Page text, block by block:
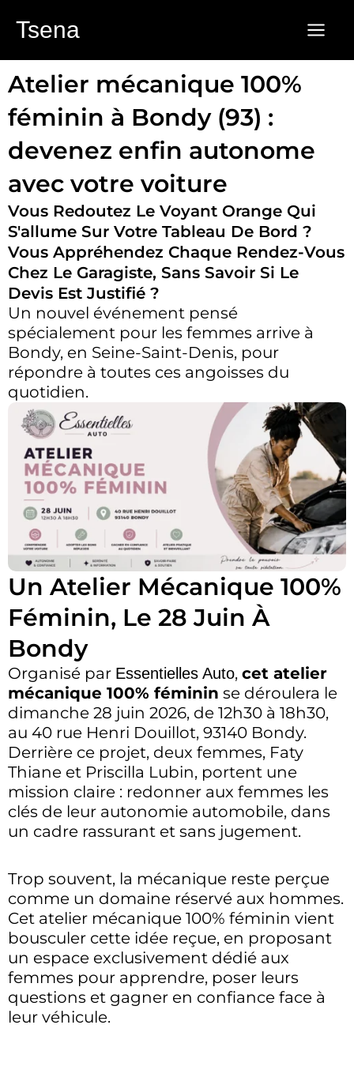
auTsena
Atelier mécanique 100%
féminin à Bondy (93) :
devenez enfin autonome
avec votre voiture
Vous Redoutez Le Voyant Orange Qui
S'allume Sur Votre Tableau De Bord ?
Vous Appréhendez Chaque Rendez-Vous
Chez Le Garagiste, Sans Savoir Si Le
Devis Est Justifié ?
Un nouvel événement pensé
spécialement pour les femmes arrive à
Bondy, en Seine-Saint-Denis, pour
répondre à toutes ces angoisses du
quotidien.
Un Atelier Mécanique 100%
Féminin, Le 28 Juin À
Bondy
Organisé par Essentielles Auto, cet atelier
mécanique 100% féminin se déroulera le
dimanche 28 juin 2026, de 12h30 à 18h30,
au 40 rue Henri Douillot, 93140 Bondy.
Derrière ce projet, deux femmes, Faty
Thiane et Priscilla Lubin, portent une
mission claire : redonner aux femmes les
clés de leur autonomie automobile, dans
un cadre rassurant et sans jugement.
Trop souvent, la mécanique reste perçue
comme un domaine réservé aux hommes.
Cet atelier mécanique 100% féminin vient
bousculer cette idée reçue, en proposant
un espace exclusivement dédié aux
femmes pour apprendre, poser leurs
questions et gagner en confiance face à
leur véhicule.